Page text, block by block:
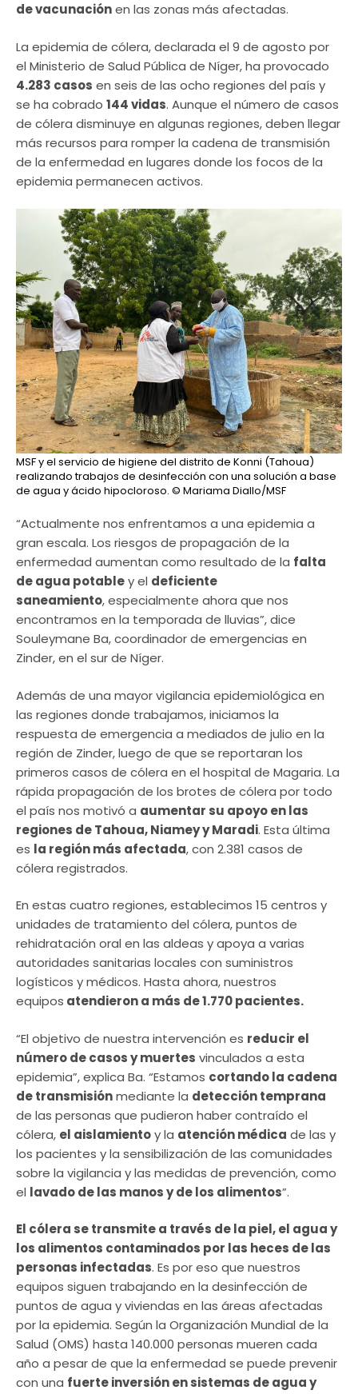
de vacunaciónen las zonas más afectadas.
La epidemia de cólera, declarada el 9 de agosto por
el Ministerio de Salud Pública de Níger, ha provocado
4.283 casos en seis de las ocho regiones del país y
se ha cobrado 144 vidas. Aunque el número de casos
de cólera disminuye en algunas regiones, deben llegar
más recursos para romper la cadena de transmisión
de la enfermedad en lugares donde los focos de la
epidemia permanecen activos.
MSF y el servicio de higiene del distrito de Konni (Tahoua)
realizando trabajos de desinfección con una solución a base
de agua y ácido hipocloroso. © Mariama Diallo/MSF
“Actualmente nos enfrentamos a una epidemia a
gran escala. Los riesgos de propagación de la
enfermedad aumentan como resultado de la falta
de agua potabley el deficiente
saneamiento, especialmente ahora que nos
encontramos en la temporada de lluvias”, dice
Souleymane Ba, coordinador de emergencias en
Zinder, en el sur de Níger.
Además de una mayor vigilancia epidemiológica en
las regiones donde trabajamos, iniciamos la
respuesta de emergencia a mediados de julio en la
región de Zinder, luego de que se reportaran los
primeros casos de cólera en el hospital de Magaria. La
rápida propagación de los brotes de cólera por todo
el país nos motivó a aumentar su apoyo en las
regiones de Tahoua, Niamey y Maradi. Esta última
es la región más afectada, con 2.381 casos de
cólera registrados.
En estas cuatro regiones, establecimos 15 centros y
unidades de tratamiento del cólera, puntos de
rehidratación oral en las aldeas y apoya a varias
autoridades sanitarias locales con suministros
logísticos y médicos. Hasta ahora, nuestros
equipos atendieron a más de 1.770 pacientes.
“El objetivo de nuestra intervención es reducir el
número de casos y muertes vinculados a esta
epidemia”, explica Ba. “Estamos cortando la cadena
de transmisiónmediante la detección temprana
de las personas que pudieron haber contraído el
cólera, el aislamientoy la atención médica de las y
los pacientes y la sensibilización de las comunidades
sobre la vigilancia y las medidas de prevención, como
el lavado de las manos y de los alimentos”.
El cólera se transmite a través de la piel, el agua y
los alimentos contaminados por las heces de las
personas infectadas. Es por eso que nuestros
equipos siguen trabajando en la desinfección de
puntos de agua y viviendas en las áreas afectadas
por la epidemia. Según la Organización Mundial de la
Salud (OMS) hasta 140.000 personas mueren cada
año a pesar de que la enfermedad se puede prevenir
con una fuerte inversión en sistemas de agua y